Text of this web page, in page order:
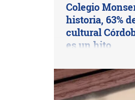
Colegio
historia, 63%
cultural
es un hito